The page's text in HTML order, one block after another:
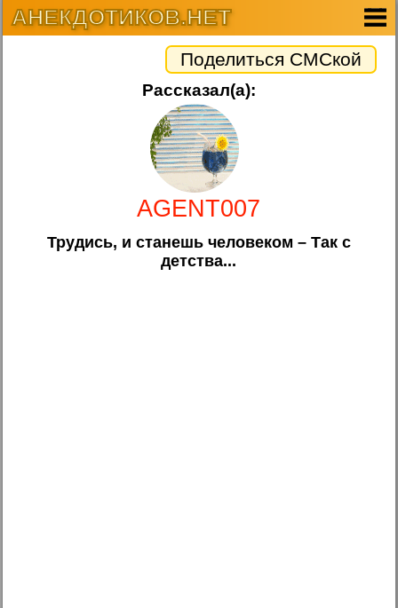
АНЕКДОТИКОВ.НЕТ
Поделиться СМСкой
Рассказал(а):
AGENT007
Трудись, и станешь человеком – Так с
детства...